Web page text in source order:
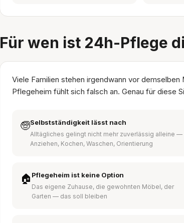
Für wen ist 24h-Pflege
Viele Familien stehen irgendwann vor
Pflegeheim fühlt sich falsch an. Genau für diese
🧓Selbstständigkeit lässt nach
Alltägliches gelingt nicht mehr zuverlässig alleine —
Anziehen, Kochen, Waschen, Orientierung
🏠 Pflegeheim ist keine Option
Das eigene Zuhause, die gewohnten Möbel, der
Garten — das soll bleiben